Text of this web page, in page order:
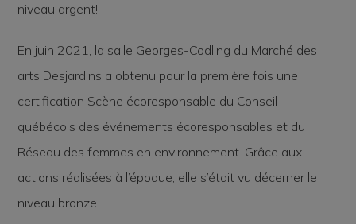
niveau argent!
En juin 2021, la salle Georges-Codling du Marché des
arts Desjardins a obtenu pour la première fois une
certification Scène écoresponsable du Conseil
québécois des événements écoresponsables et du
Réseau des femmes en environnement. Grâce aux
actions réalisées à l’époque, elle s’était vu décerner le
niveau bronze.